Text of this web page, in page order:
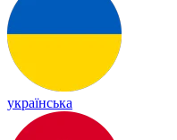
українська